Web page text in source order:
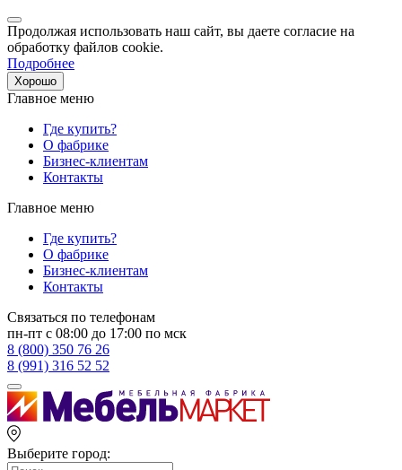
Продолжая использовать наш сайт, вы даете согласие на
обработку файлов cookie.
Подробнее
Хорошо
Главное меню
Где купить?
О фабрике
Бизнес-клиентам
Контакты
Главное меню
Где купить?
О фабрике
Бизнес-клиентам
Контакты
Связаться по телефонам
пн-пт с 08:00 до 17:00 по мск
8 (800) 350 76 26
8 (991) 316 52 52
Выберите город: